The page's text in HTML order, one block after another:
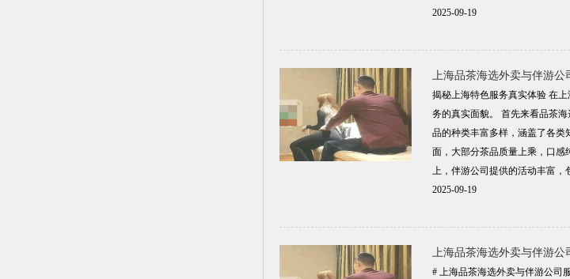
2025-09-19
上海品茶海选外卖与伴游公
揭秘上海特色服务真实体验 在
务的真实面貌。 首先来看品茶
品的种类丰富多样，涵盖了各类
面，大部分茶品质量上乘，口感
上，伴游公司提供的活动丰富，
2025-09-19
上海品茶海选外卖与伴游公
# 上海品茶海选外卖与伴游公司